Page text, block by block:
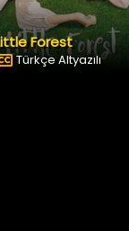
Forest
Türkçe Altyazılı